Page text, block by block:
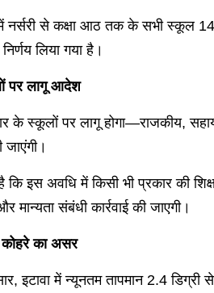
से कक्षा आठ तक के सभी स्कूल 14
लिया गया है।
पर लागू आदेश
स्कूलों पर लागू होगा—राजकीय,
कि इस अवधि में किसी भी प्रकार की
मान्यता संबंधी कार्रवाई की जाएगी।
का असर
इटावा में न्यूनतम तापमान 2.4